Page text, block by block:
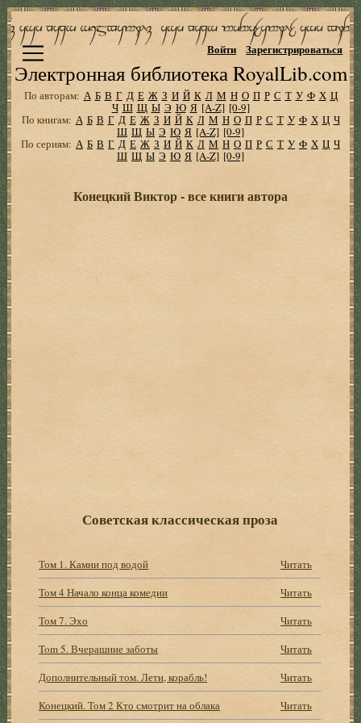
Электронная библиотека RoyalLib.com
Войти Зарегистрироваться
По авторам: А Б В Г Д Е Ж З И Й К Л М Н О П Р С Т У Ф Х Ц
Ч Ш Щ Ы Э Ю Я [A-Z] [0-9]
По книгам: А Б В Г Д Е Ж З И Й К Л М Н О П Р С Т У Ф Х Ц Ч
Ш Щ Ы Э Ю Я [A-Z] [0-9]
По сериям: А Б В Г Д Е Ж З И Й К Л М Н О П Р С Т У Ф Х Ц Ч
Ш Щ Ы Э Ю Я [A-Z] [0-9]
Конецкий Виктор - все книги автора
Советская классическая проза
Том 1. Камни под водой
Читать
Том 4 Начало конца комедии
Читать
Том 7. Эхо
Читать
Tom 5. Вчерашние заботы
Читать
Дополнительный том. Лети, корабль!
Читать
Конецкий. Том 2 Кто смотрит на облака
Читать